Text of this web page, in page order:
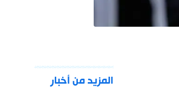
المزيد من أخبار